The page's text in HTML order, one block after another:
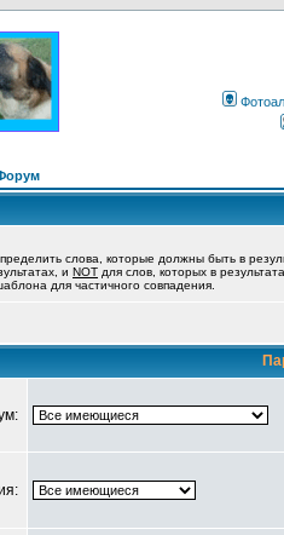
слова, которые должны быть в
и NOT для слов, которых в
для частичного совпадения.